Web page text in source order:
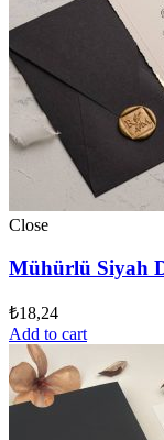
Close
Mühürlü Siyah
₺18,24
Add to cart